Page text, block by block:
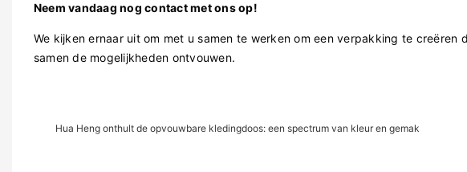
Neem vandaag nog contact met ons op!
We kijken ernaar uit om met u samen te werken om een ​​verpakking te
samen de mogelijkheden ontvouwen.
Hua Heng onthult de opvouwbare kledingdoos: een spectrum van kleur en gemak